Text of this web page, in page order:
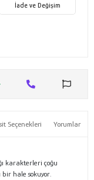
İade ve Değişim
Seçenekleri Yorumlar
karakterleri çoğu
hale sokuyor.